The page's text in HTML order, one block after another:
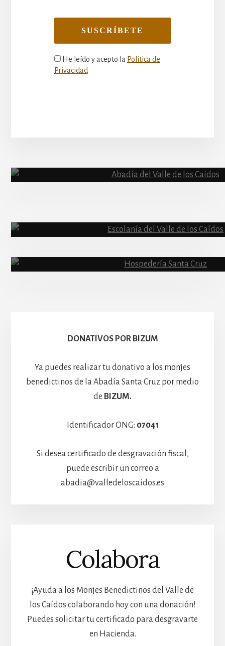
He leído y acepto la Política de
Privacidad
Content
Hospedería
DONATIVOS POR BIZUM
Ya puedes realizar tu donativo a los monjes
benedictinos de la Abadía Santa Cruz por medio
de BIZUM.
Identificador ONG: 07041
Si desea certificado de desgravación fiscal,
puede escribir un correo a
abadia@valledeloscaidos.es
Colabora
¡Ayuda a los Monjes Benedictinos del Valle de
los Caídos colaborando hoy con una donación!
Puedes solicitar tu certificado para desgravarte
en Hacienda.